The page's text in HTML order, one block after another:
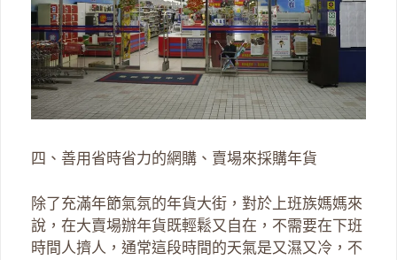
四、善用省時省力的網購、賣場來採購年貨
除了充滿年節氣氛的年貨大街，對於上班族媽媽來
說，在大賣場辦年貨既輕鬆又自在，不需要在下班
時間人擠人，通常這段時間的天氣是又濕又冷，不